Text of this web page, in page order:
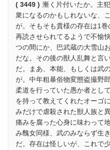
( 3449 ) 漸く片付いたか。主
衆になるのかもしれないな、
が。そもそも貴様の存在は1
再読させられてるようで不愉
つの間にか、巴武蔵の大雪山
だな。その後の獣人乱舞と言
だ。まあ、本能、もしくは武
が。中年粗暴俗物変態盗撮野
柔道を行っていた愚か者とし
を持って教えてくれたオーゴ
みだけで虐殺された獣人族と
痛みを腐った心身に味わって
み醜女同様、武のみならず生
だ。存在は怪しいが、これで